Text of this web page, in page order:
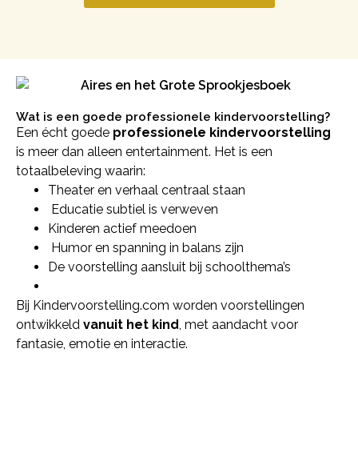
Wat is een goede professionele kindervoorstelling?
Een écht goede professionele kindervoorstelling
is meer dan alleen entertainment. Het is een
totaalbeleving waarin:
Theater en verhaal centraal staan
Educatie subtiel is verweven
Kinderen actief meedoen
Humor en spanning in balans zijn
De voorstelling aansluit bij schoolthema’s
Bij Kindervoorstelling.com worden voorstellingen
ontwikkeld vanuit het kind, met aandacht voor
fantasie, emotie en interactie.